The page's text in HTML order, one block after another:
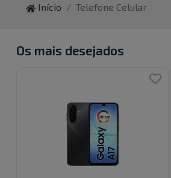
Início Telefone Celular
Os mais desejados